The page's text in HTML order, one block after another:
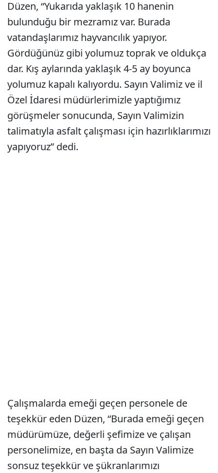
Düzen, “Yukarıda yaklaşık 10 hanenin
bulunduğu bir mezramız var. Burada
vatandaşlarımız hayvancılık yapıyor.
Gördüğünüz gibi yolumuz toprak ve oldukça
dar. Kış aylarında yaklaşık 4-5 ay boyunca
yolumuz kapalı kalıyordu. Sayın Valimiz ve il
Özel İdaresi müdürlerimizle yaptığımız
görüşmeler sonucunda, Sayın Valimizin
talimatıyla asfalt çalışması için hazırlıklarımızı
yapıyoruz” dedi.
Çalışmalarda emeği geçen personele de
teşekkür eden Düzen, “Burada emeği geçen
müdürümüze, değerli şefimize ve çalışan
personelimize, en başta da Sayın Valimize
sonsuz teşekkür ve şükranlarımızı